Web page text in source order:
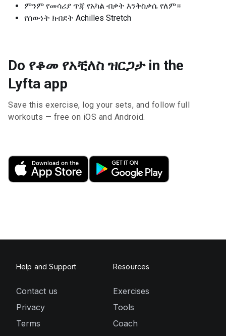
ምንም የመሳሪያ ጥጃ የአካል ብቃት እንቅስቃሴ የለም።
የሰውነት ክብደት Achilles Stretch
Do የቆመ የአቺለስ ዝርጋታ in the
Lyfta app
Save this exercise, log your sets, and follow full
workouts — free on iOS and Android.
Help and Support
Contact us
Privacy
Terms
Resources
Exercises
Tools
Coach